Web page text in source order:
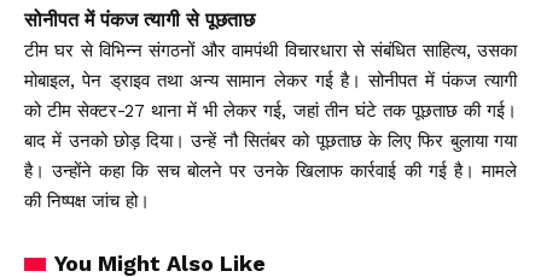
सोनीपत में पंकज त्यागी से पूछताछ
टीम घर से विभिन्न संगठनों और वामपंथी विचारधारा से संबंधित साहित्य, उसका
मोबाइल, पेन ड्राइव तथा अन्य सामान लेकर गई है। सोनीपत में पंकज त्यागी
को टीम सेक्टर-27 थाना में भी लेकर गई, जहां तीन घंटे तक पूछताछ की गई।
बाद में उनको छोड़ दिया। उन्हें नौ सितंबर को पूछताछ के लिए फिर बुलाया गया
है। उन्होंने कहा कि सच बोलने पर उनके खिलाफ कार्रवाई की गई है। मामले
की निष्पक्ष जांच हो।
You Might Also Like